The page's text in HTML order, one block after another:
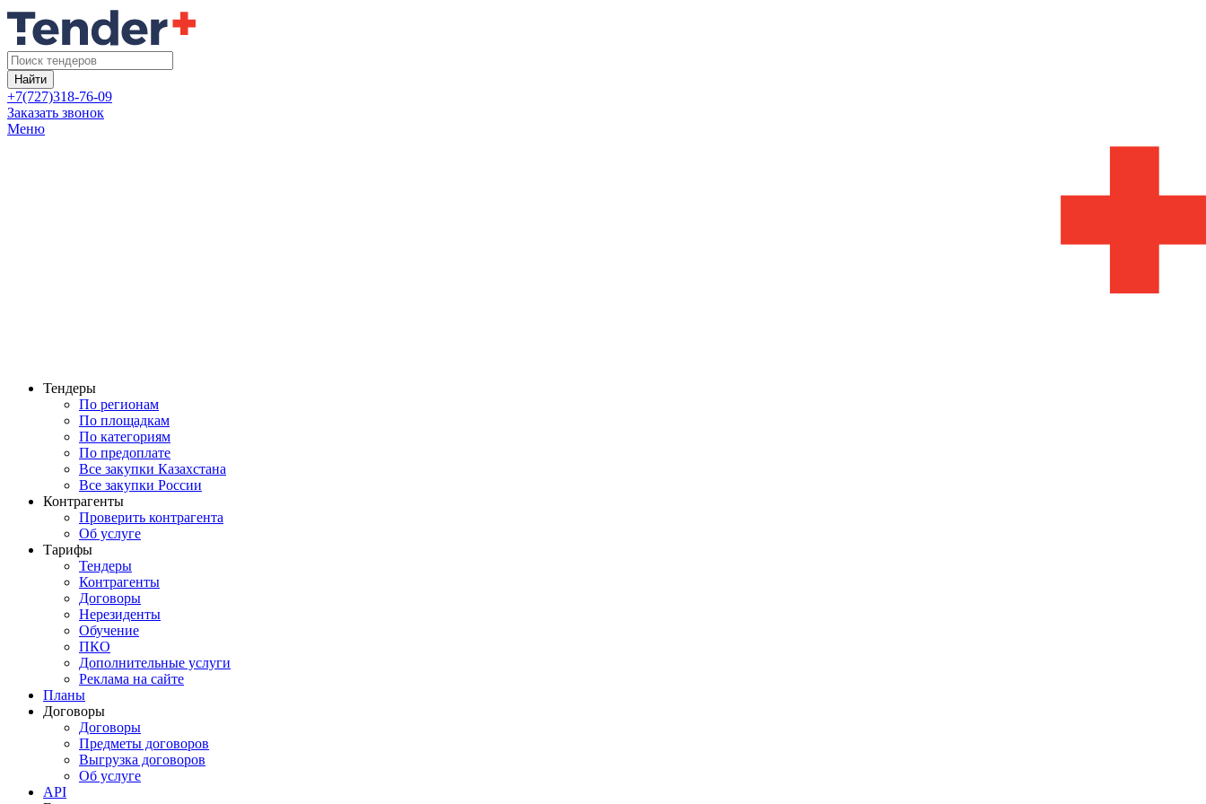
Найти
+7(727)318-76-09
Заказать звонок
Меню
Тендеры
По регионам
По площадкам
По категориям
По предоплате
Все закупки Казахстана
Все закупки России
Контрагенты
Проверить контрагента
Об услуге
Тарифы
Тендеры
Контрагенты
Договоры
Нерезиденты
Обучение
ПКО
Дополнительные услуги
Реклама на сайте
Планы
Договоры
Договоры
Предметы договоров
Выгрузка договоров
Об услуге
API